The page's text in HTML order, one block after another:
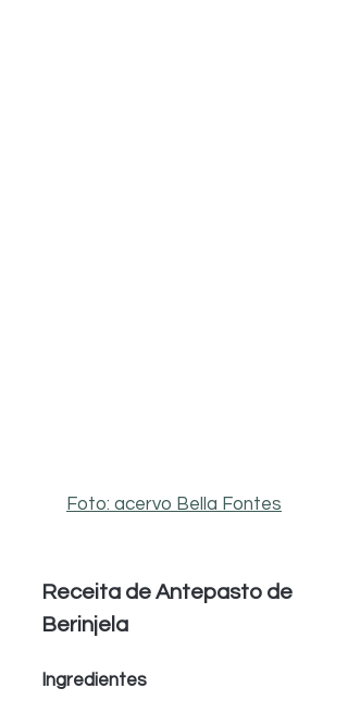
Foto: acervo Bella Fontes
Receita de Antepasto de
Berinjela
Ingredientes